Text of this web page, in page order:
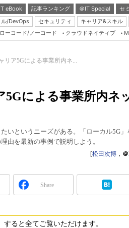
eBook 記事ランキング ＠IT Special セ
ル/DevOps セキュリティ キャリア&スキル
ブ
ローコード/ノーコード クラウドネイティブ
ア5Gによる事業所内ネ...
による事業所内ネ
いというニーズがある。「ローカル5G」
由を最新の事例で説明しよう。
[松田次博 ，
Share
すると全てご覧いただけます。